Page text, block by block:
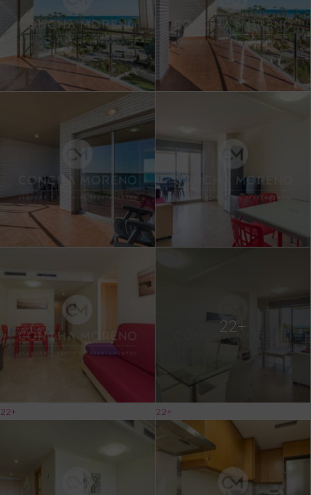
22+
22+ 22+